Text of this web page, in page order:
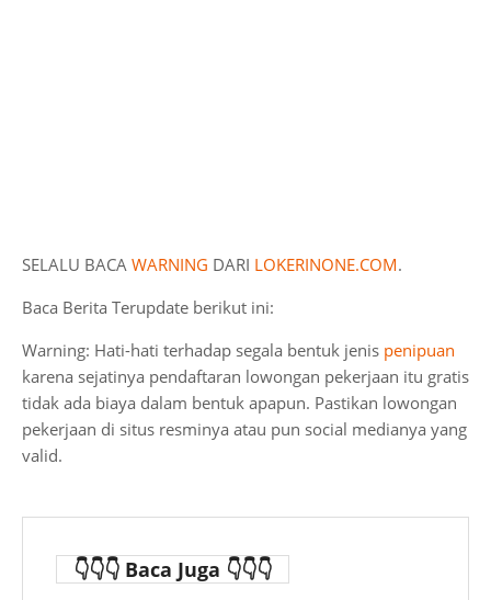
SELALU BACA WARNING DARI LOKERINONE.COM.
Baca Berita Terupdate berikut ini:
Warning: Hati-hati terhadap segala bentuk jenis penipuan
karena sejatinya pendaftaran lowongan pekerjaan itu gratis
tidak ada biaya dalam bentuk apapun. Pastikan lowongan
pekerjaan di situs resminya atau pun social medianya yang
valid.
👇👇👇 Baca Juga 👇👇👇